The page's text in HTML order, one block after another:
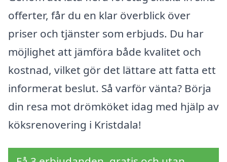
offerter, får du en klar överblick över
priser och tjänster som erbjuds. Du har
möjlighet att jämföra både kvalitet och
kostnad, vilket gör det lättare att fatta ett
informerat beslut. Så varför vänta? Börja
din resa mot drömköket idag med hjälp av
köksrenovering i Kristdala!